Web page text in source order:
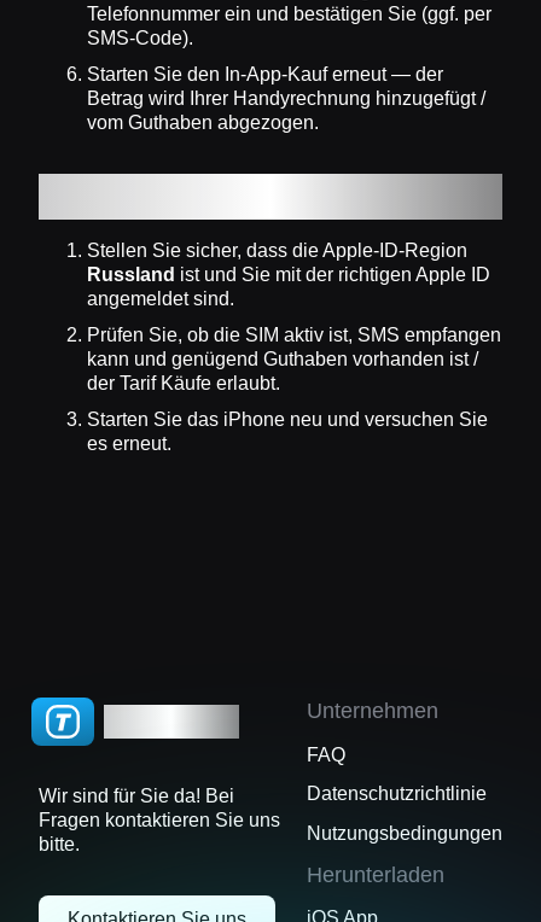
Telefonnummer ein und bestätigen Sie (ggf. per
SMS‑Code).
Starten Sie den In‑App‑Kauf erneut — der
Betrag wird Ihrer Handyrechnung hinzugefügt /
vom Guthaben abgezogen.
Stellen Sie sicher, dass die Apple‑ID‑Region
Russland ist und Sie mit der richtigen Apple ID
angemeldet sind.
Prüfen Sie, ob die SIM aktiv ist, SMS empfangen
kann und genügend Guthaben vorhanden ist /
der Tarif Käufe erlaubt.
Starten Sie das iPhone neu und versuchen Sie
es erneut.
Wir sind für Sie da! Bei
Fragen kontaktieren Sie uns
bitte.
Unternehmen
FAQ
Datenschutzrichtlinie
Nutzungsbedingungen
Herunterladen